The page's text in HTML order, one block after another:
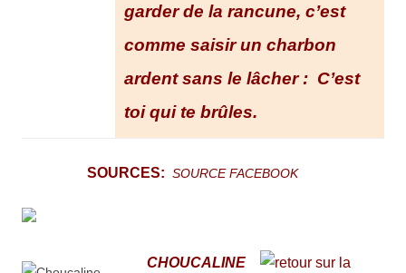
garder de la rancune, c’est
comme saisir un charbon
ardent sans le lâcher : C’est
toi qui te brûles.
SOURCES: SOURCE FACEBOOK
CHOUCALINE